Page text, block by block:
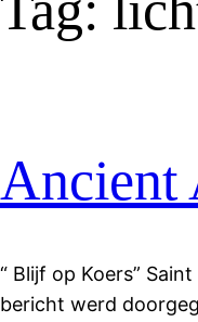
Ancient
“ Blijf op Koers”
bericht werd